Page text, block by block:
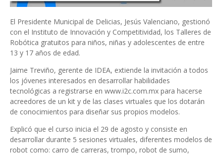
El Presidente Municipal de Delicias, Jesús Valenciano, gestionó
con el Instituto de Innovación y Competitividad, los Talleres de
Robótica gratuitos para niños, niñas y adolescentes de entre
13 y 17 años de edad.
Jaime Treviño, gerente de IDEA, extiende la invitación a todos
los jóvenes interesados en desarrollar habilidades
tecnológicas a registrarse en www.i2c.com.mx para hacerse
acreedores de un kit y de las clases virtuales que los dotarán
de conocimientos para diseñar sus propios modelos.
Explicó que el curso inicia el 29 de agosto y consiste en
desarrollar durante 5 sesiones virtuales, diferentes modelos de
robot como: carro de carreras, trompo, robot de sumo,